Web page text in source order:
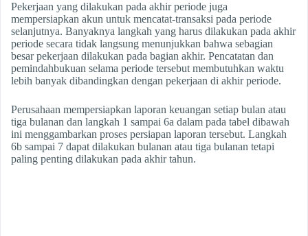
Pekerjaan yang dilakukan pada akhir periode juga
mempersiapkan akun untuk mencatat-transaksi pada periode
selanjutnya. Banyaknya langkah yang harus dilakukan pada akhir
periode secara tidak langsung menunjukkan bahwa sebagian
besar pekerjaan dilakukan pada bagian akhir. Pencatatan dan
pemindahbukuan selama periode tersebut membutuhkan waktu
lebih banyak dibandingkan dengan pekerjaan di akhir periode.
Perusahaan mempersiapkan laporan keuangan setiap bulan atau
tiga bulanan dan langkah 1 sampai 6a dalam pada tabel dibawah
ini menggambarkan proses persiapan laporan tersebut. Langkah
6b sampai 7 dapat dilakukan bulanan atau tiga bulanan tetapi
paling penting dilakukan pada akhir tahun.